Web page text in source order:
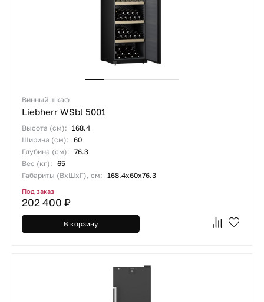
Винный шкаф
Liebherr WSbl 5001
Высота (см): 168.4
Ширина (см): 60
Глубина (см): 76.3
Вес (кг): 65
Габариты (ВхШхГ), см: 168.4х60х76.3
Под заказ
202 400 ₽
В корзину